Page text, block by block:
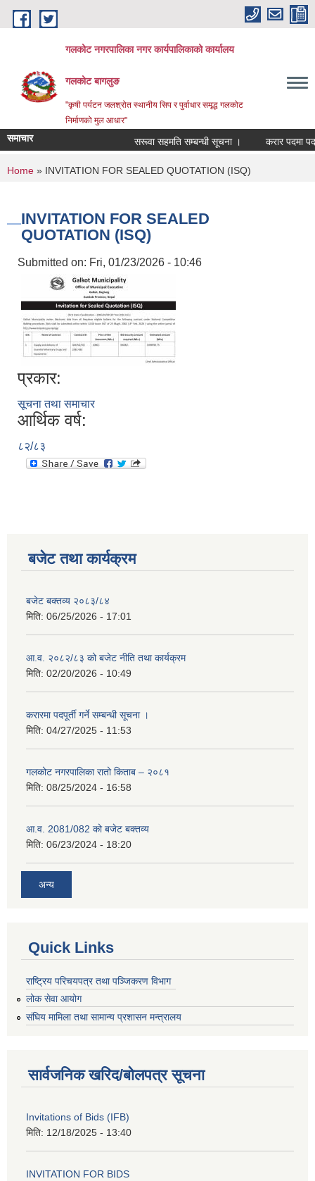
Skip to main content
गलकोट नगरपालिका नगर कार्यपालिकाको कार्यालय
गलकोट बागलुङ
"कृषी पर्यटन जलश्रोत स्थानीय सिप र पुर्वाधार समृद्ध गलकोट
निर्माणको मुल आधार"
समाचार सरूवा सहमति सम्बन्धी सूचना । करार पदमा
You are here
Home » INVITATION FOR SEALED QUOTATION (ISQ)
INVITATION FOR SEALED
QUOTATION (ISQ)
Submitted on: Fri, 01/23/2026 - 10:46
प्रकार:
सूचना तथा समाचार
आर्थिक वर्ष:
८२/८३
बजेट तथा कार्यक्रम
बजेट बक्तव्य २०८३/८४
मिति: 06/25/2026 - 17:01
आ.व. २०८२/८३ को बजेट नीति तथा कार्यक्रम
मिति: 02/20/2026 - 10:49
करारमा पदपूर्ती गर्ने सम्बन्धी सूचना ।
मिति: 04/27/2025 - 11:53
गलकोट नगरपालिका रातो किताब – २०८१
मिति: 08/25/2024 - 16:58
आ.व. 2081/082 को बजेट बक्तव्य
मिति: 06/23/2024 - 18:20
अन्य
Quick Links
राष्ट्रिय परिचयपत्र तथा पञ्जिकरण विभाग
लोक सेवा आयोग
संघिय मामिला तथा सामान्य प्रशासन मन्त्रालय
सार्वजनिक खरिद/बोलपत्र सूचना
Invitations of Bids (IFB)
मिति: 12/18/2025 - 13:40
INVITATION FOR BIDS